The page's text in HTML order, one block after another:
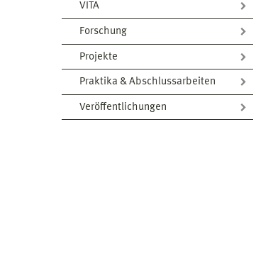
VITA
Forschung
Projekte
Praktika & Abschlussarbeiten
Veröffentlichungen